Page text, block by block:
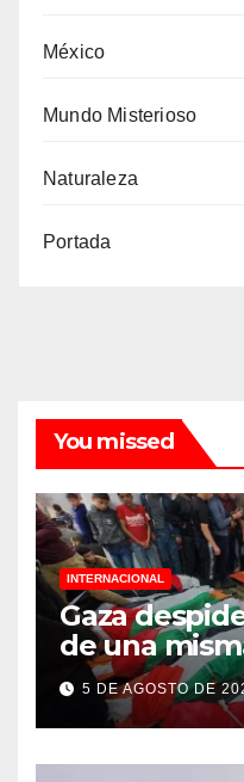
México
Mundo Misterioso
Naturaleza
Portada
You missed
INTERNACIONAL
Gaza
de una
asesinados
genocidio
5 DE AGOSTO DE